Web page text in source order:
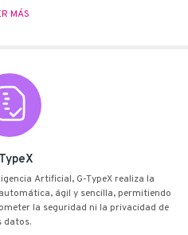
MÁS
Artificial, G-TypeX realiza la
ágil y sencilla, permitiendo
la seguridad ni la privacidad de
datos.